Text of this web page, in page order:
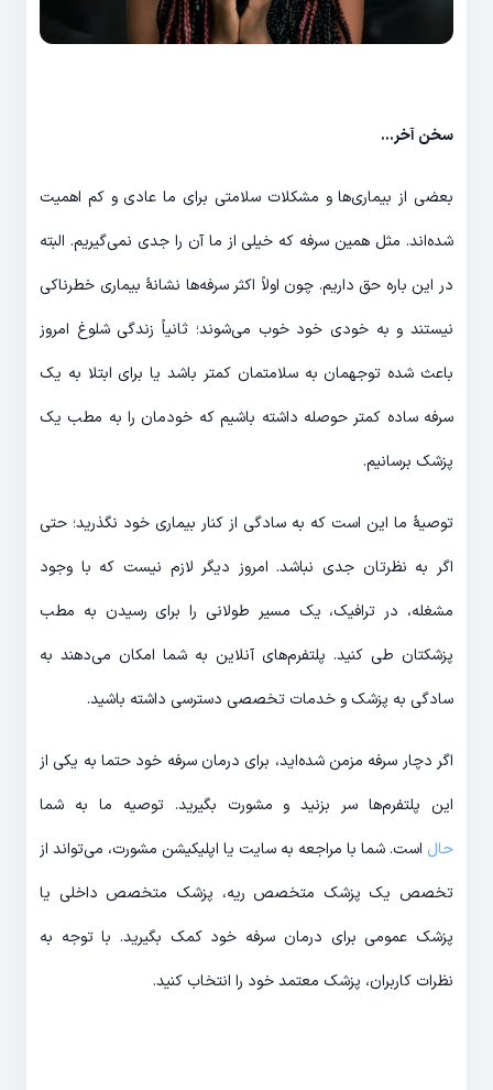
سخن آخر…
بعضی از بیماری‌ها و مشکلات سلامتی برای ما عادی و کم اهمیت
شده‌اند. مثل همین سرفه که خیلی از ما آن را جدی نمی‌گیریم. البته
در این باره حق داریم. چون اولاً اکثر سرفه‌ها نشانۀ بیماری خطرناکی
نیستند و به خودی خود خوب می‌شوند؛ ثانیاً زندگی شلوغ امروز
باعث شده توجهمان به سلامتمان کمتر باشد یا برای ابتلا به یک
سرفه ساده کمتر حوصله داشته باشیم که خودمان را به مطب یک
پزشک برسانیم.
توصیۀ ما این است که به سادگی از کنار بیماری خود نگذرید؛ حتی
اگر به نظرتان جدی نباشد. امروز دیگر لازم نیست که با وجود
مشغله، در ترافیک، یک مسیر طولانی را برای رسیدن به مطب
پزشکتان طی کنید. پلتفرم‌های آنلاین به شما امکان می‌دهند به
سادگی به پزشک و خدمات تخصصی دسترسی داشته باشید.
اگر دچار سرفه مزمن شده‌اید، برای درمان سرفه خود حتما به یکی از
این پلتفرم‌ها سر بزنید و مشورت بگیرید. توصیه ما به شما
حال است. شما با مراجعه به سایت یا اپلیکیشن مشورت، می‌تواند از
تخصص یک پزشک متخصص ریه، پزشک متخصص داخلی یا
پزشک عمومی برای درمان سرفه خود کمک بگیرید. با توجه به
نظرات کاربران، پزشک معتمد خود را انتخاب کنید.